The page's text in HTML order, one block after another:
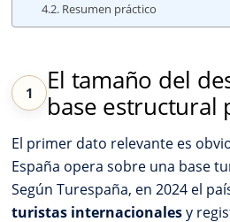
Resumen práctico
El tamaño del
base estructural
El primer dato relevante es
España opera sobre una base
Según Turespaña, en 2024 el
turistas internacionalesy